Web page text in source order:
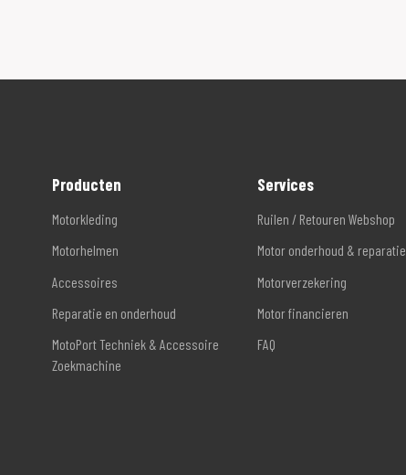
Producten
Motorkleding
Motorhelmen
Accessoires
Reparatie en onderhoud
MotoPort Techniek & Accessoire
Zoekmachine
Services
Ruilen / Retouren Webshop
Motor onderhoud & reparatie
Motorverzekering
Motor financieren
FAQ